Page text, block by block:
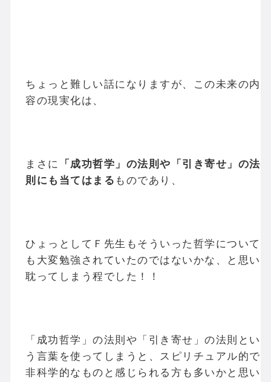
ちょっと難しい話になりますが、この未来の内
容の現実化は、
まさに
「成功哲学」の法則や「引き寄せ」の法
則にも当てはまる ものであり、
ひょっとしてＦ先生もそういった哲学について
も大変勉強されていたのではないかな、と思い
耽ってしまう程でした！！
「成功哲学」の法則や「引き寄せ」の法則とい
う言葉を使ってしまうと、スピリチュアル的で
非科学的なものと感じられる方も多いかと思い